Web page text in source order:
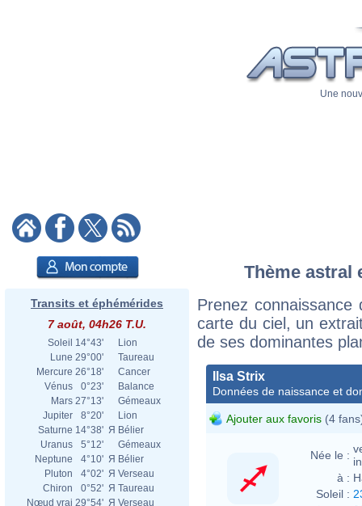
Une
Transits et éphémérides
7 août, 04h26 T.U.
Soleil 14°43'
Lion
Lune 29°00'
Taureau
Mercure 26°18'
Cancer
Vénus
0°23'
Balance
Mars 27°13'
Gémeaux
Jupiter
8°20'
Lion
Saturne 14°38' Я Bélier
Uranus
5°12'
Gémeaux
Neptune
4°10' Я Bélier
Pluton
4°02' Я Verseau
Chiron
0°52' Я Taureau
Nœud vrai 29°54' Я Verseau
Thème astral
Prenez
carte du ciel, un
de ses dominantes
Ilsa Strix
Données de naissance et
Ajouter aux favoris (4
Née le :
à :
Soleil :